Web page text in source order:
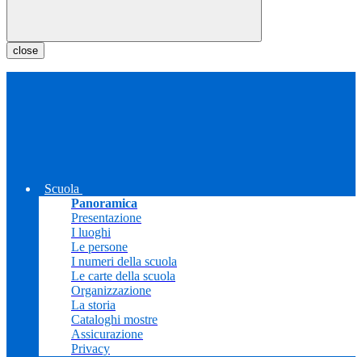
close
Scuola
Panoramica
Presentazione
I luoghi
Le persone
I numeri della scuola
Le carte della scuola
Organizzazione
La storia
Cataloghi mostre
Assicurazione
Privacy